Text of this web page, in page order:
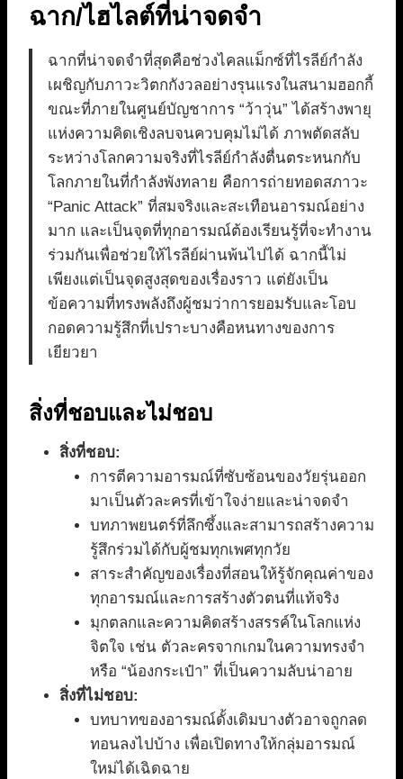
ฉาก/ไฮไลต์ที่น่าจดจำ
ฉากที่น่าจดจำที่สุดคือช่วงไคลแม็กซ์ที่ไรลีย์กำลัง
เผชิญกับภาวะวิตกกังวลอย่างรุนแรงในสนามฮอกกี้
ขณะที่ภายในศูนย์บัญชาการ “ว้าวุ่น” ได้สร้างพายุ
แห่งความคิดเชิงลบจนควบคุมไม่ได้ ภาพตัดสลับ
ระหว่างโลกความจริงที่ไรลีย์กำลังตื่นตระหนกกับ
โลกภายในที่กำลังพังทลาย คือการถ่ายทอดสภาวะ
“Panic Attack” ที่สมจริงและสะเทือนอารมณ์อย่าง
มาก และเป็นจุดที่ทุกอารมณ์ต้องเรียนรู้ที่จะทำงาน
ร่วมกันเพื่อช่วยให้ไรลีย์ผ่านพ้นไปได้ ฉากนี้ไม่
เพียงแต่เป็นจุดสูงสุดของเรื่องราว แต่ยังเป็น
ข้อความที่ทรงพลังถึงผู้ชมว่าการยอมรับและโอบ
กอดความรู้สึกที่เปราะบางคือหนทางของการ
เยียวยา
สิ่งที่ชอบและไม่ชอบ
สิ่งที่ชอบ:
การตีความอารมณ์ที่ซับซ้อนของวัยรุ่นออก
มาเป็นตัวละครที่เข้าใจง่ายและน่าจดจำ
บทภาพยนตร์ที่ลึกซึ้งและสามารถสร้างความ
รู้สึกร่วมได้กับผู้ชมทุกเพศทุกวัย
สาระสำคัญของเรื่องที่สอนให้รู้จักคุณค่าของ
ทุกอารมณ์และการสร้างตัวตนที่แท้จริง
มุกตลกและความคิดสร้างสรรค์ในโลกแห่ง
จิตใจ เช่น ตัวละครจากเกมในความทรงจำ
หรือ “น้องกระเป๋า” ที่เป็นความลับน่าอาย
สิ่งที่ไม่ชอบ:
บทบาทของอารมณ์ดั้งเดิมบางตัวอาจถูกลด
ทอนลงไปบ้าง เพื่อเปิดทางให้กลุ่มอารมณ์
ใหม่ได้เฉิดฉาย